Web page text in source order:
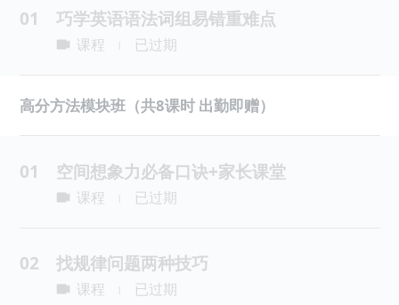
01 巧学英语语法词组易错重难点
课程 已过期
高分方法模块班（共8课时 出勤即赠）
01 空间想象力必备口诀+家长课堂
课程 已过期
02 找规律问题两种技巧
课程 已过期